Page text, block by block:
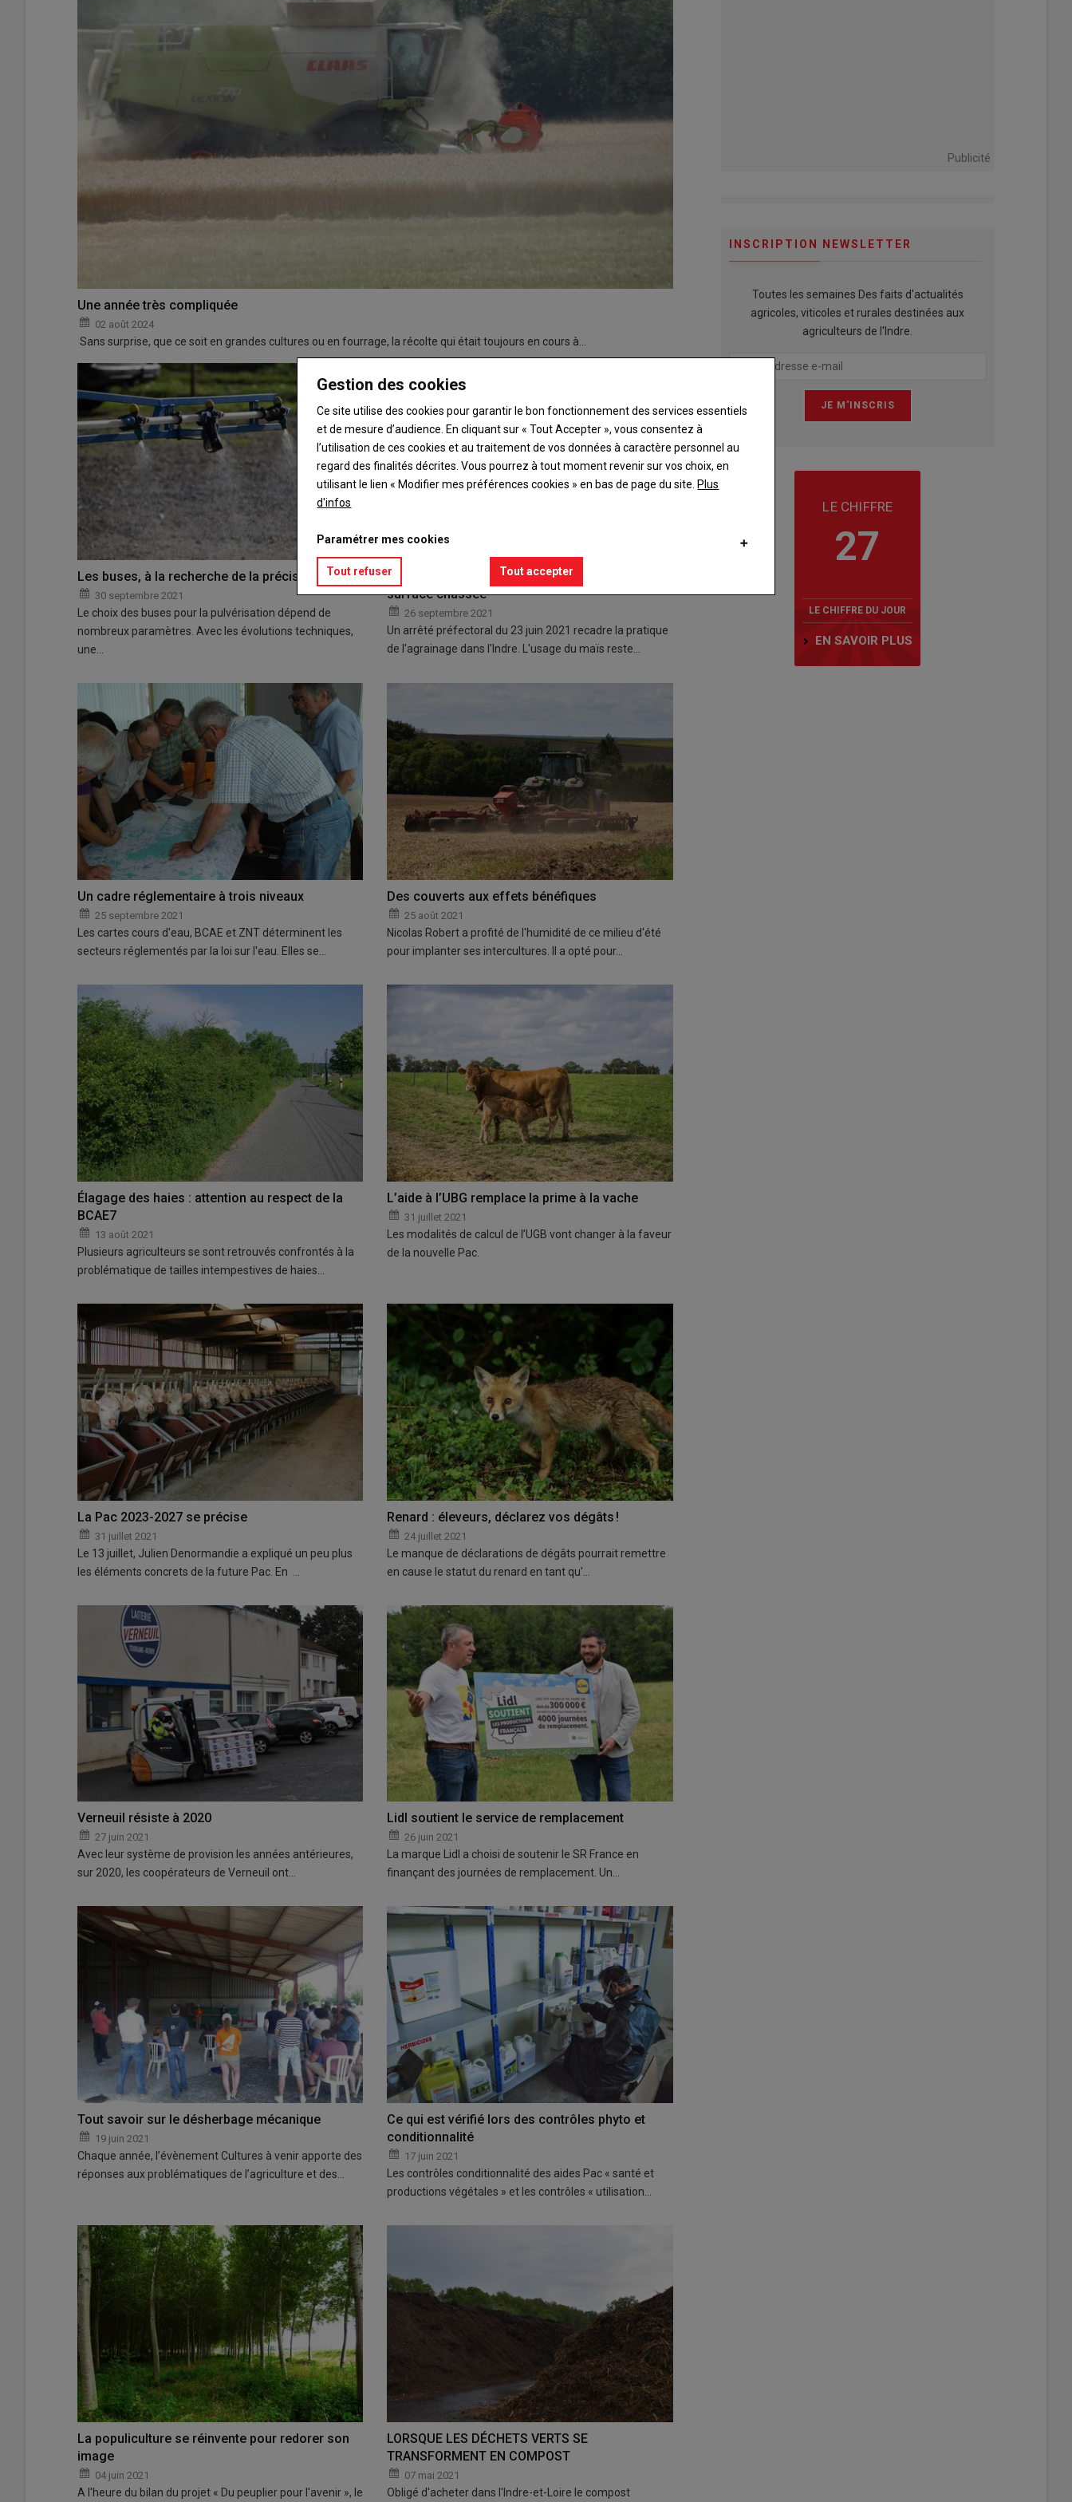
Une année très compliquée
02 août 2024
Sans surprise, que ce soit en grandes cultures ou en fourrage, la récolte qui était toujours en cours à…
Les buses, à la recherche de la précision
30 septembre 2021
Le choix des buses pour la pulvérisation dépend de
nombreux paramètres. Avec les évolutions techniques,
une…
Les périodes d'agrainage varient selon la
surface chassée
26 septembre 2021
Un arrêté préfectoral du 23 juin 2021 recadre la pratique
de l'agrainage dans l'Indre. L'usage du maïs reste…
Un cadre réglementaire à trois niveaux
25 septembre 2021
Les cartes cours d'eau, BCAE et ZNT déterminent les
secteurs réglementés par la loi sur l'eau. Elles se…
Des couverts aux effets bénéfiques
25 août 2021
Nicolas Robert a profité de l'humidité de ce milieu d'été
pour implanter ses intercultures. Il a opté pour…
Élagage des haies : attention au respect de la
BCAE7
13 août 2021
Plusieurs agriculteurs se sont retrouvés confrontés à la
problématique de tailles intempestives de haies…
L’aide à l’UBG remplace la prime à la vache
31 juillet 2021
Les modalités de calcul de l’UGB vont changer à la faveur
de la nouvelle Pac.
La Pac 2023-2027 se précise
31 juillet 2021
Le 13 juillet, Julien Denormandie a expliqué un peu plus
les éléments concrets de la future Pac. En …
Renard : éleveurs, déclarez vos dégâts !
24 juillet 2021
Le manque de déclarations de dégâts pourrait remettre
en cause le statut du renard en tant qu'…
Verneuil résiste à 2020
27 juin 2021
Avec leur système de provision les années antérieures,
sur 2020, les coopérateurs de Verneuil ont…
Lidl soutient le service de remplacement
26 juin 2021
La marque Lidl a choisi de soutenir le SR France en
finançant des journées de remplacement. Un…
Tout savoir sur le désherbage mécanique
19 juin 2021
Chaque année, l’évènement Cultures à venir apporte des
réponses aux problématiques de l’agriculture et des…
Ce qui est vérifié lors des contrôles phyto et
conditionnalité
17 juin 2021
Les contrôles conditionnalité des aides Pac « santé et
productions végétales » et les contrôles « utilisation…
La populiculture se réinvente pour redorer son
image
04 juin 2021
A l'heure du bilan du projet « Du peuplier pour l'avenir », le
LORSQUE LES DÉCHETS VERTS SE
TRANSFORMENT EN COMPOST
07 mai 2021
Obligé d'acheter dans l'Indre-et-Loire le compost
Publicité
INSCRIPTION NEWSLETTER
Toutes les semaines Des faits d'actualités
agricoles, viticoles et rurales destinées aux
agriculteurs de l'Indre.
LE CHIFFRE
27
LE CHIFFRE DU JOUR
EN SAVOIR PLUS
Gestion des cookies
Ce site utilise des cookies pour garantir le bon fonctionnement des services essentiels
et de mesure d’audience. En cliquant sur « Tout Accepter », vous consentez à
l’utilisation de ces cookies et au traitement de vos données à caractère personnel au
regard des finalités décrites. Vous pourrez à tout moment revenir sur vos choix, en
utilisant le lien « Modifier mes préférences cookies » en bas de page du site. Plus
d'infos
Paramétrer mes cookies
Tout refuser Tout accepter